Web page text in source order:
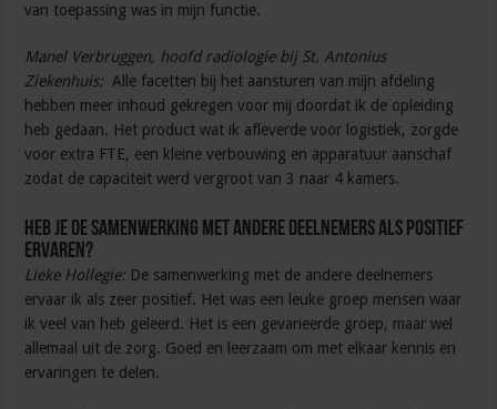
van toepassing was in mijn functie.
Manel Verbruggen, hoofd radiologie bij St. Antonius
Ziekenhuis: Alle facetten bij het aansturen van mijn afdeling
hebben meer inhoud gekregen voor mij doordat ik de opleiding
heb gedaan. Het product wat ik afleverde voor logistiek, zorgde
voor extra FTE, een kleine verbouwing en apparatuur aanschaf
zodat de capaciteit werd vergroot van 3 naar 4 kamers.
Heb je de samenwerking met andere deelnemers als positief
ervaren?
Lieke Hollegie: De samenwerking met de andere deelnemers
ervaar ik als zeer positief. Het was een leuke groep mensen waar
ik veel van heb geleerd. Het is een gevarieerde groep, maar wel
allemaal uit de zorg. Goed en leerzaam om met elkaar kennis en
ervaringen te delen.